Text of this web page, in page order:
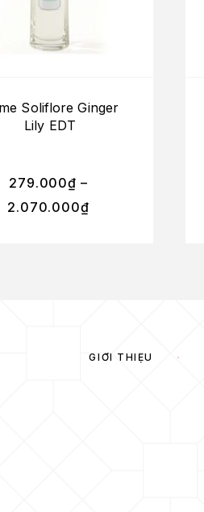
Soliflore Ginger
Lily EDT
279.000₫ –
2.070.000₫
GIỚI THIỆU